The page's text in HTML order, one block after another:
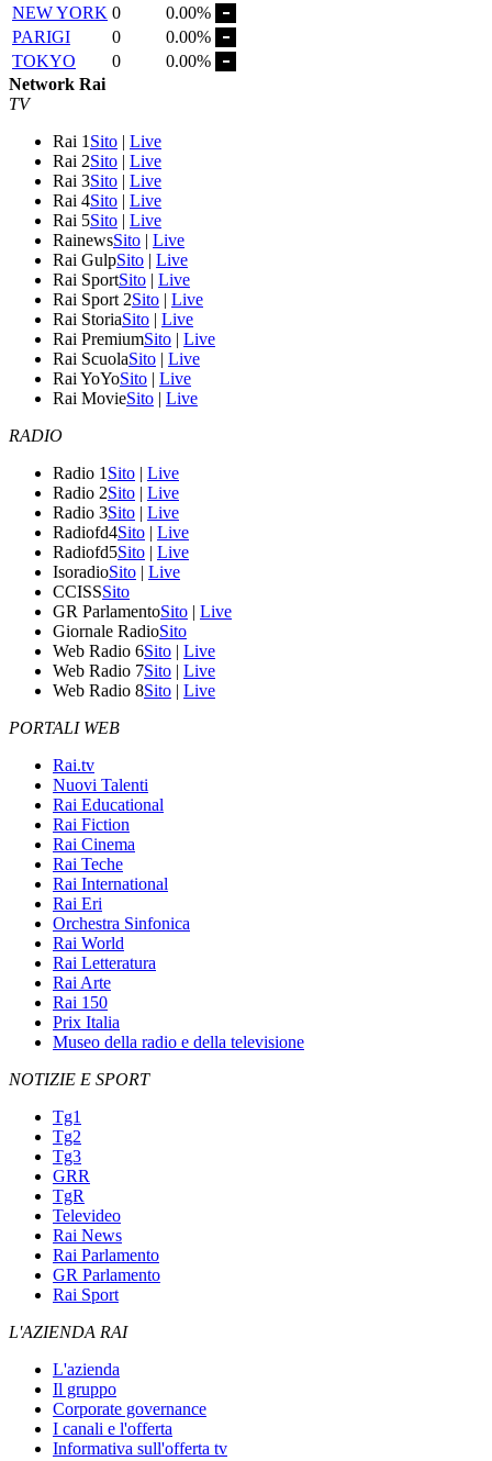
NEW YORK 0
0.00%
PARIGI
0
0.00%
TOKYO
0
0.00%
Network Rai
TV
Rai 1 Sito | Live
Rai 2Sito | Live
Rai 3Sito | Live
Rai 4Sito | Live
Rai 5Sito | Live
RainewsSito | Live
Rai GulpSito | Live
Rai SportSito | Live
Rai Sport 2Sito | Live
Rai StoriaSito | Live
Rai PremiumSito | Live
Rai ScuolaSito | Live
Rai YoYoSito | Live
Rai MovieSito | Live
RADIO
Radio 1 Sito | Live
Radio 2Sito | Live
Radio 3Sito | Live
Radiofd4Sito | Live
Radiofd5Sito | Live
IsoradioSito | Live
CCISSSito
GR ParlamentoSito | Live
Giornale RadioSito
Web Radio 6Sito | Live
Web Radio 7Sito | Live
Web Radio 8Sito | Live
PORTALI WEB
Rai.tv
Nuovi Talenti
Rai Educational
Rai Fiction
Rai Cinema
Rai Teche
Rai International
Rai Eri
Orchestra Sinfonica
Rai World
Rai Letteratura
Rai Arte
Rai 150
Prix Italia
Museo della radio e della televisione
NOTIZIE E SPORT
Tg1
Tg2
Tg3
GRR
TgR
Televideo
Rai News
Rai Parlamento
GR Parlamento
Rai Sport
L'AZIENDA RAI
L'azienda
Il gruppo
Corporate governance
I canali e l'offerta
Informativa sull'offerta tv